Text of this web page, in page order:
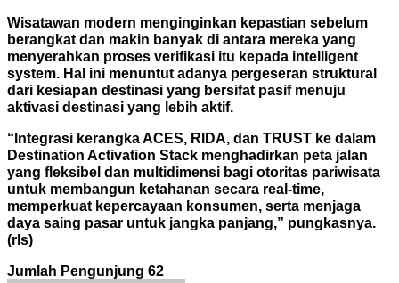
Wisatawan modern menginginkan kepastian sebelum
berangkat dan makin banyak di antara mereka yang
menyerahkan proses verifikasi itu kepada intelligent
system. Hal ini menuntut adanya pergeseran struktural
dari kesiapan destinasi yang bersifat pasif menuju
aktivasi destinasi yang lebih aktif.
“Integrasi kerangka ACES, RIDA, dan TRUST ke dalam
Destination Activation Stack menghadirkan peta jalan
yang fleksibel dan multidimensi bagi otoritas pariwisata
untuk membangun ketahanan secara real-time,
memperkuat kepercayaan konsumen, serta menjaga
daya saing pasar untuk jangka panjang,” pungkasnya.
(rls)
Jumlah Pengunjung 62